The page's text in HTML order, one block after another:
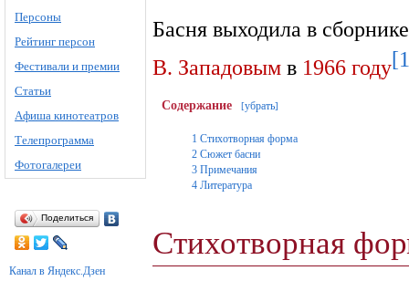
Персоны
Рейтинг персон
Фестивали и премии
Статьи
Афиша кинотеатров
Телепрограмма
Фотогалереи
Поделиться
Канал в Яндекс.Дзен
Басня выходила в
В. Западовым в 1966 году
Содержание [убрать]
1 Стихотворная форма
2 Сюжет басни
3 Примечания
4 Литература
Стихотворная